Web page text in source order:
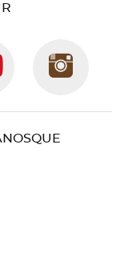
Suivez-
nous